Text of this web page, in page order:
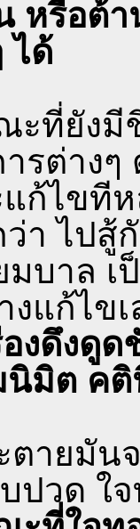
หรือต้า
ได้
ะที่ยังมี
รต่าง
แก้ไขที
ว่า ไปสู้
มบาล เ
งแก้ไข
งดึงดูด
นิมิต ค
ตายมัน
บปวด ใ